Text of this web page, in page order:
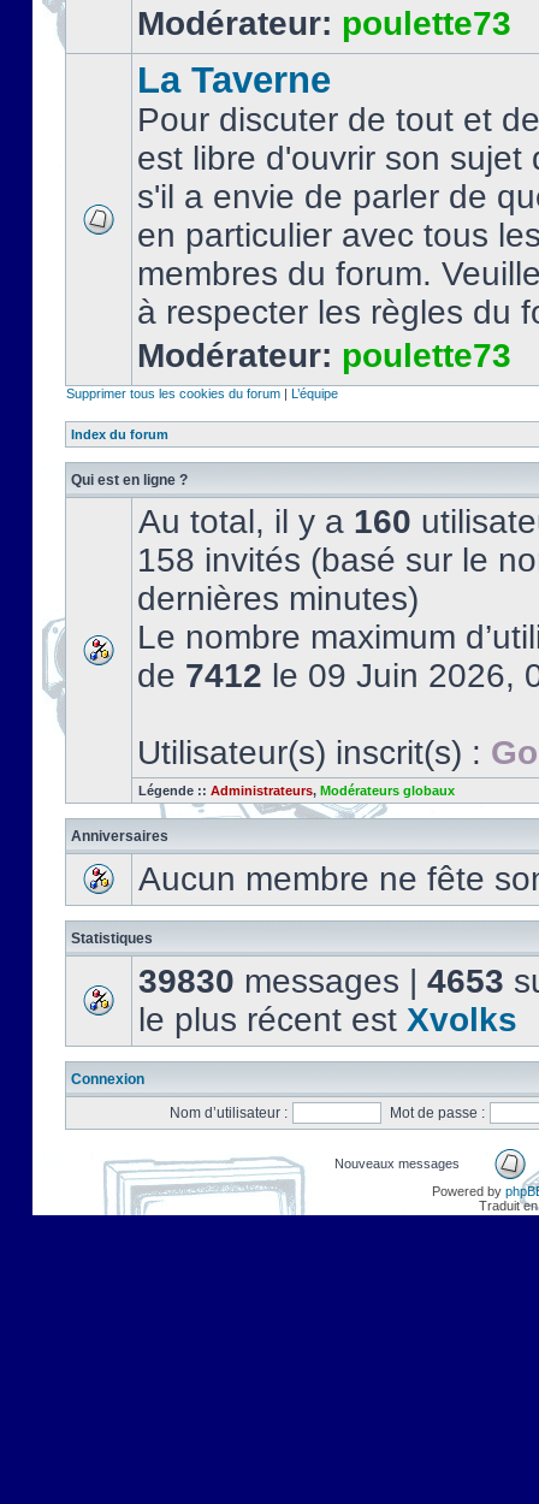
Modérateur: poulette73
La Taverne
Pour discuter de tout et
est libre d'ouvrir son sujet
s'il a envie de parler de
en particulier avec tous
membres du forum.
à respecter les règles du
Modérateur: poulette73
Supprimer tous les cookies du forum | L’équipe
Index du forum
Qui est en ligne ?
Au total, il y a 160
158 invités (basé sur le
dernières minutes)
Le nombre maximum
de 7412 le 09 Juin 2026,
Utilisateur(s) inscrit(s) :
Légende :: Administrateurs, Modérateurs globaux
Anniversaires
Aucun membre ne fête
Statistiques
39830 messages | 4653
le plus récent est Xvolks
Connexion
Nom d’utilisateur :
Mot de passe :
Nouveaux messages
Powered by
Traduit